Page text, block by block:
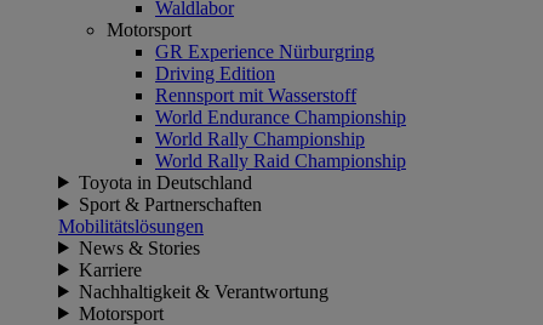
Waldlabor
Motorsport
GR Experience Nürburgring
Driving Edition
Rennsport mit Wasserstoff
World Endurance Championship
World Rally Championship
World Rally Raid Championship
Toyota in Deutschland
Sport & Partnerschaften
Mobilitätslösungen
News & Stories
Karriere
Nachhaltigkeit & Verantwortung
Motorsport